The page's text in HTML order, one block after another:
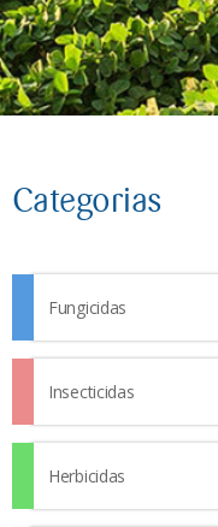
Categorias
Fungicidas
Insecticidas
Herbicidas